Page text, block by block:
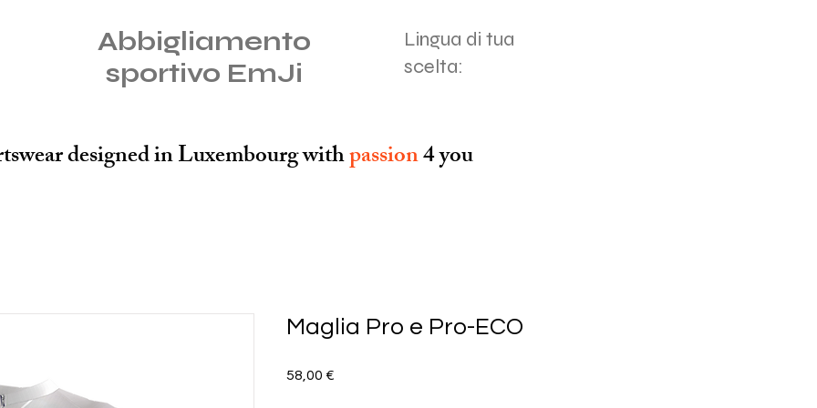
Abbigliamento
sportivo EmJi
Lingua di tua
scelta:
designed in Luxembourg withpassion4 you
Maglia Pro e Pro-ECO
58,00 €